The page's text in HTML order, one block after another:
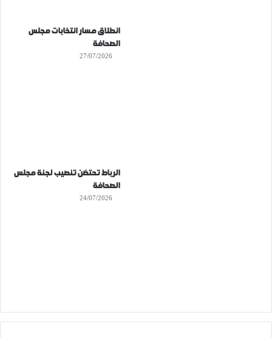
انطلاق مسار انتخابات مجلس
الصحافة
27/07/2026
الرباط تحتضن تنصيب لجنة مجلس
الصحافة
24/07/2026